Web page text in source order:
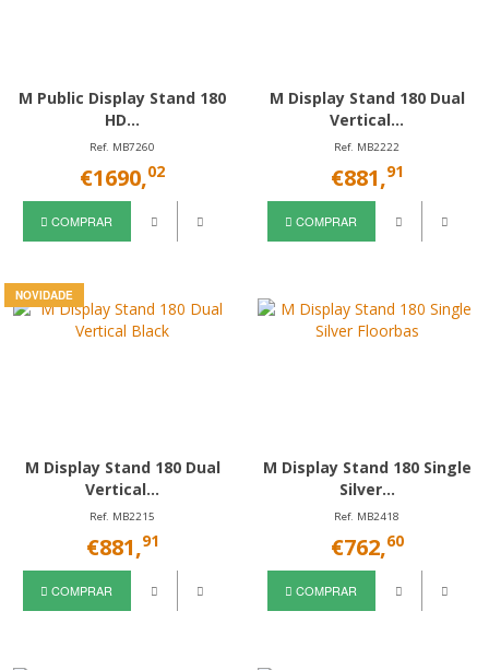
M Public Display Stand 180
HD...
Ref. MB7260
€1690,02
COMPRAR
M Display Stand 180 Dual
Vertical...
Ref. MB2222
€881,91
COMPRAR
NOVIDADE
M Display Stand 180 Dual
Vertical...
Ref. MB2215
€881,91
COMPRAR
M Display Stand 180 Single
Silver...
Ref. MB2418
€762,60
COMPRAR